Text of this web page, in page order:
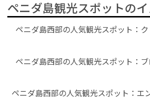
ペニダ島観光スポットの
ペニダ島西部の人気観光スポット：
ペニダ島西部の人気観光スポット：
ペニダ島西部の人気観光スポット：エ